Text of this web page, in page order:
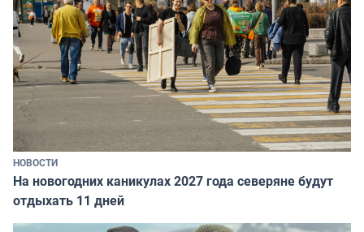
НОВОСТИ
На новогодних каникулах 2027 года северяне будут
отдыхать 11 дней